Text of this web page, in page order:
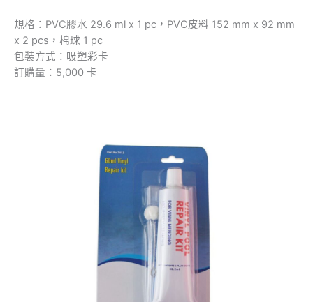
規格：PVC膠水 29.6 ml x 1 pc，PVC皮料 152 mm x 92 mm
x 2 pcs，棉球 1 pc
包裝方式：吸塑彩卡
訂購量：5,000 卡